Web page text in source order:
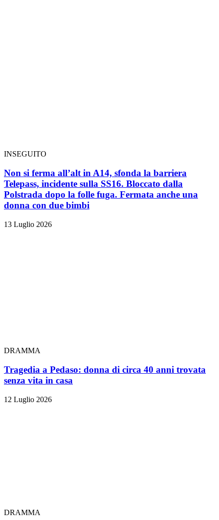
INSEGUITO
Non si ferma all’alt in A14, sfonda la barriera
Telepass, incidente sulla SS16. Bloccato dalla
Polstrada dopo la folle fuga. Fermata anche una
donna con due bimbi
13 Luglio 2026
DRAMMA
Tragedia a Pedaso: donna di circa 40 anni trovata
senza vita in casa
12 Luglio 2026
DRAMMA